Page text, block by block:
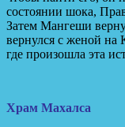
состоянии шока,
Затем Мангеши
вернулся с женой на
где произошла эта
Храм Махалса